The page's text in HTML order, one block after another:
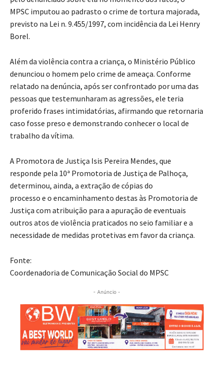
MPSC imputou ao padrasto o crime de tortura majorada,
previsto na Lei n. 9.455/1997, com incidência da Lei Henry
Borel.
Além da violência contra a criança, o Ministério Público
denunciou o homem pelo crime de ameaça. Conforme
relatado na denúncia, após ser confrontado por uma das
pessoas que testemunharam as agressões, ele teria
proferido frases intimidatórias, afirmando que retornaria
caso fosse preso e demonstrando conhecer o local de
trabalho da vítima.
A Promotora de Justiça Isis Pereira Mendes, que
responde pela 10ª Promotoria de Justiça de Palhoça,
determinou, ainda, a extração de cópias do
processo e o encaminhamento destas às Promotoria de
Justiça com atribuição para a apuração de eventuais
outros atos de violência praticados no seio familiar e a
necessidade de medidas protetivas em favor da criança.
Fonte:
Coordenadoria de Comunicação Social do MPSC
- Anúncio -